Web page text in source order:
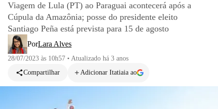
Viagem de Lula (PT) ao Paraguai acontecerá após a
Cúpula da Amazônia; posse do presidente eleito
Santiago Peña está prevista para 15 de agosto
PorLara Alves
28/07/2023 às 10h57 • Atualizado há 3 anos
Compartilhar
Adicionar Itatiaia ao